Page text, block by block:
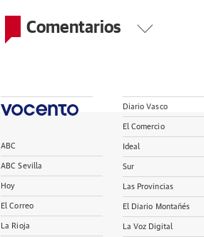
Comentarios
ABC
ABC Sevilla
Hoy
El Correo
La Rioja
Diario Vasco
El Comercio
Ideal
Sur
Las Provincias
El Diario Montañés
La Voz Digital